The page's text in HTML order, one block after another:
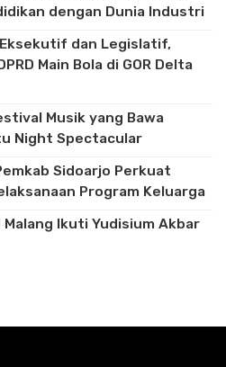
dengan Dunia Industri
dan Legislatif,
Main Bola di GOR Delta
Musik yang Bawa
Night Spectacular
Sidoarjo Perkuat
Program Keluarga
Malang Ikuti Yudisium Akbar